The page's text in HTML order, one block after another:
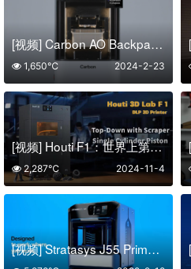
[视频] Carbon AO Backpack：适用于M3的全天候生产系统
2024-2-23
1,650℃
[视频] Houti F1：世界上第一台单缸下沉式DLP 3D打印机 (Kickstarter 众筹)
2024-11-4
2,287℃
[视频] Stratasys J55 Prime 全彩3D打印机：每一个转折点都有可能